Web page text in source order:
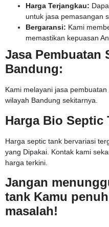
Harga Terjangkau:
untuk jasa pemasangan
Bergaransi: Kami
memastikan kepuasan
Jasa Pembuatan
Bandung:
Kami melayani jasa
wilayah Bandung sekitarnya.
Harga Bio Septic
Harga septic tank bervariasi
yang Dipakai. Kontak kami
harga terkini.
Jangan
tank Kamu
masalah!